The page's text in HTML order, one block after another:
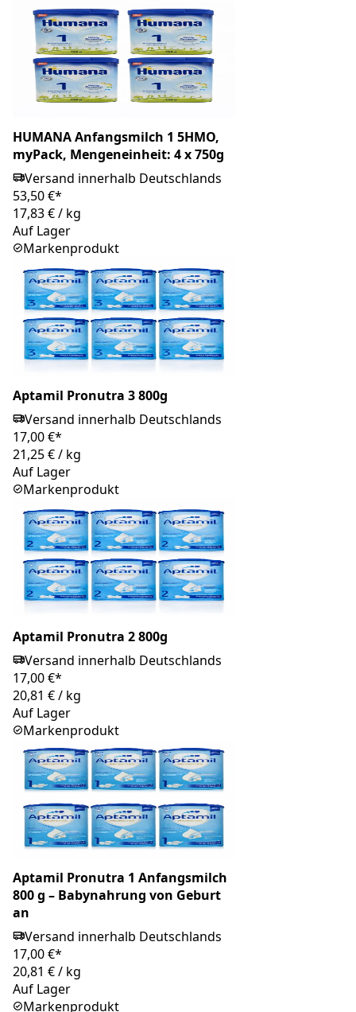
HUMANA Anfangsmilch 1 5HMO,
myPack, Mengeneinheit: 4 x 750g
Versand innerhalb Deutschlands
53,50 €*
17,83 €/ kg
Auf Lager
Markenprodukt
Aptamil Pronutra 3 800g
Versand innerhalb Deutschlands
17,00 €*
21,25 €/ kg
Auf Lager
Markenprodukt
Aptamil Pronutra 2 800g
Versand innerhalb Deutschlands
17,00 €*
20,81 €/ kg
Auf Lager
Markenprodukt
Aptamil Pronutra 1 Anfangsmilch
800 g – Babynahrung von Geburt
an
Versand innerhalb Deutschlands
17,00 €*
20,81 €/ kg
Auf Lager
Markenprodukt